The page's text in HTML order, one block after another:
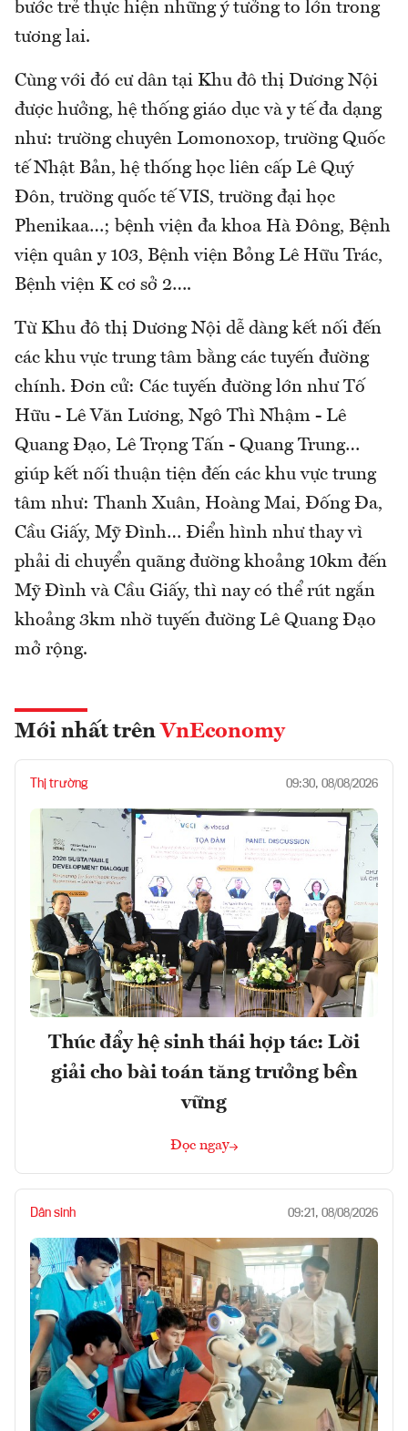
bước trẻ thực hiện những ý tưởng to lớn trong
tương lai.
Cùng với đó cư dân tại Khu đô thị Dương Nội
được hưởng, hệ thống giáo dục và y tế đa dạng
như: trường chuyên Lomonoxop, trường Quốc
tế Nhật Bản, hệ thống học liên cấp Lê Quý
Đôn, trường quốc tế VIS, trường đại học
Phenikaa…; bệnh viện đa khoa Hà Đông, Bệnh
viện quân y 103, Bệnh viện Bỏng Lê Hữu Trác,
Bệnh viện K cơ sở 2….
Từ Khu đô thị Dương Nội dễ dàng kết nối đến
các khu vực trung tâm bằng các tuyến đường
chính. Đơn cử: Các tuyến đường lớn như Tố
Hữu - Lê Văn Lương, Ngô Thì Nhậm - Lê
Quang Đạo, Lê Trọng Tấn - Quang Trung…
giúp kết nối thuận tiện đến các khu vực trung
tâm như: Thanh Xuân, Hoàng Mai, Đống Đa,
Cầu Giấy, Mỹ Đình… Điển hình như thay vì
phải di chuyển quãng đường khoảng 10km đến
Mỹ Đình và Cầu Giấy, thì nay có thể rút ngắn
khoảng 3km nhờ tuyến đường Lê Quang Đạo
mở rộng.
Mới nhất trên VnEconomy
Thị trường 09:30, 08/08/2026
Thúc đẩy hệ sinh thái hợp tác: Lời
giải cho bài toán tăng trưởng bền
vững
Đọc ngay
Dân sinh 09:21, 08/08/2026